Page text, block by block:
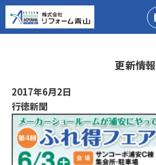
更新情報
2017年6月2日
行徳新聞